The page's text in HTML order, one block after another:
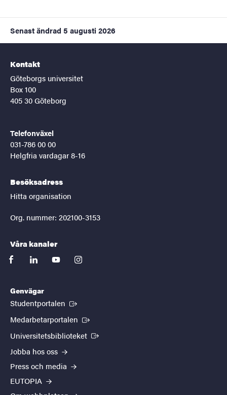
Senast ändrad 5 augusti 2026
Kontakt
Göteborgs universitet
Box 100
405 30 Göteborg
Telefonväxel
031-786 00 00
Helgfria vardagar 8-16
Besöksadress
Hitta organisation
Org. nummer: 202100-3153
Våra kanaler
facebooklinkedinyoutubeinstagram
Genvägar
Studentportalen (Extern länk)
Medarbetarportalen (Extern länk)
Universitetsbiblioteket (Extern länk)
Jobba hos oss
Press och media
EUTOPIA